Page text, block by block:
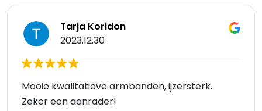
Tarja Koridon
2023.12.30
Mooie kwalitatieve armbanden, ijzersterk.
Zeker een aanrader!